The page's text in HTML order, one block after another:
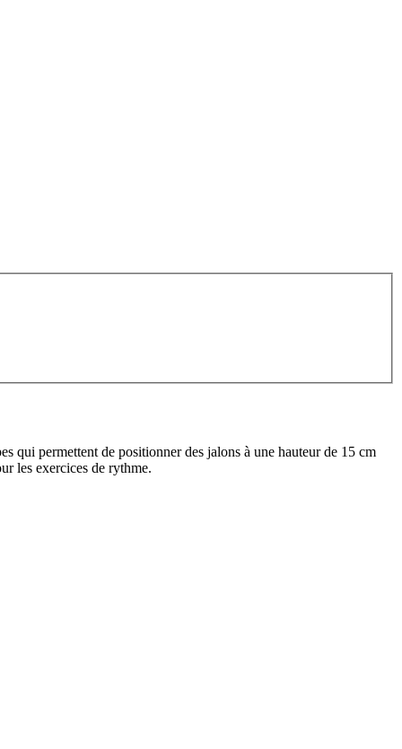
qui permettent de positionner des jalons à une hauteur de 15 cm
les exercices de rythme.